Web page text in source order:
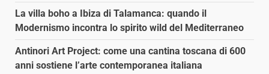
La villa boho a Ibiza di Talamanca: quando il
Modernismo incontra lo spirito wild del Mediterraneo
Antinori Art Project: come una cantina toscana di 600
anni sostiene l’arte contemporanea italiana